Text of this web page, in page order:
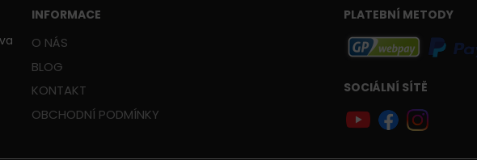
INFORMACE
O NÁS
BLOG
KONTAKT
OBCHODNÍ PODMÍNKY
PLATEBNÍ METODY
SOCIÁLNÍ SÍTĚ